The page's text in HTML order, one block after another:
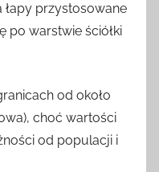
przystosowane
po warstwie ściółki
od około
choć wartości
od populacji i